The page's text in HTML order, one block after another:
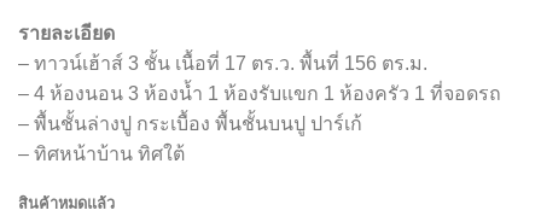
รายละเอียด
– ทาวน์เฮ้าส์ 3 ชั้น เนื้อที่ 17 ตร.ว. พื้นที่ 156 ตร.ม.
– 4 ห้องนอน 3 ห้องน้ำ 1 ห้องรับแขก 1 ห้องครัว 1 ที่จอดรถ
– พื้นชั้นล่างปู กระเบื้อง พื้นชั้นบนปู ปาร์เก้
– ทิศหน้าบ้าน ทิศใต้
สินค้าหมดแล้ว